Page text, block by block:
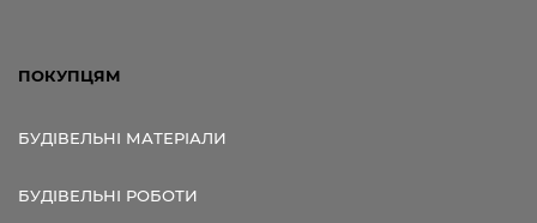
ПОКУПЦЯМ
БУДІВЕЛЬНІ МАТЕРІАЛИ
БУДІВЕЛЬНІ РОБОТИ